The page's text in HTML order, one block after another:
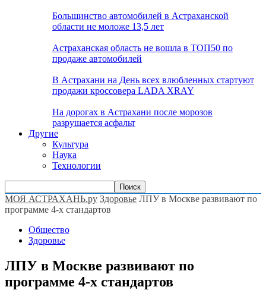
Большинство автомобилей в Астраханской
области не моложе 13,5 лет
Астраханская область не вошла в ТОП50 по
продаже автомобилей
В Астрахани на День всех влюбленных стартуют
продажи кроссовера LADA XRAY
На дорогах в Астрахани после морозов
разрушается асфальт
Другие
Культура
Наука
Технологии
МОЯ АСТРАХАНЬ.ру Здоровье ЛПУ в Москве развивают по
программе 4-х стандартов
Общество
Здоровье
ЛПУ в Москве развивают по
программе 4-х стандартов